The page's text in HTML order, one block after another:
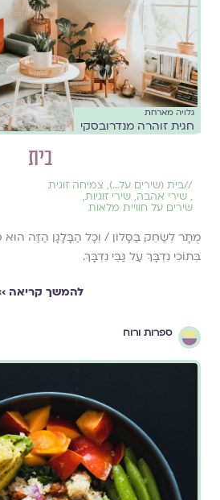
גלויה מארחת
חגית זוהרה מנדרובסקי
בית
//בית (שירים על...), צמיחה זוגית
, שירי אהבה, שירי זוגיות,
שירים על חוויית מלאות
מֻתָּר לְשַׂחֵק בַּסָּלוֹן / וְכָל הַבָּלָגָן הַזֶּה הוּא
בְּתוֹכִי נִדְבָּךְ עַל גַּבֵּי נִדְבָּךְ.
להמשך קריאה ››
ספרות ורוח